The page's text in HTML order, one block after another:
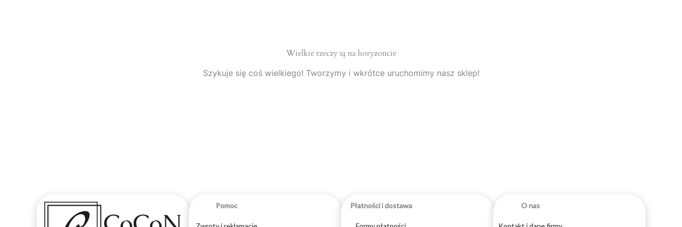
Wielkie rzeczy są na horyzoncie
Szykuje się coś wielkiego! Tworzymy i wkrótce uruchomimy nasz sklep!
Pomoc Płatności i dostawa O nas